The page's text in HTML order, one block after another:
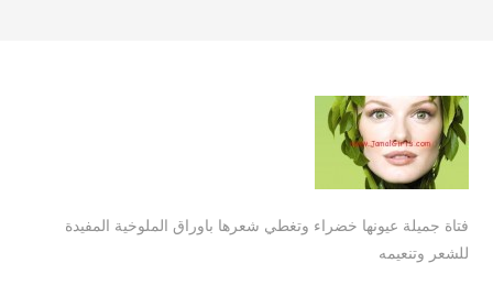
فتاة جميلة عيونها خضراء وتغطي شعرها باوراق الملوخية المفيدة
للشعر وتنعيمه